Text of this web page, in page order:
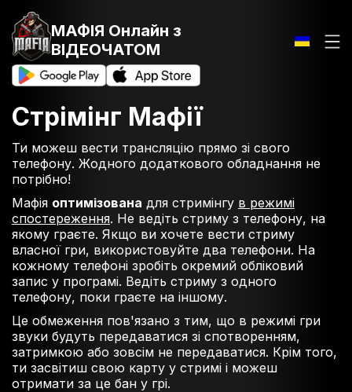
МАФІЯ Онлайн з
ВІДЕОЧАТОМ
Стрімінг Мафії
Ти можеш вести трансляцію прямо зі свого
телефону. Жодного додаткового обладнання не
потрібно!
Мафія оптимізована для стримінгу в режимі
спостереження. Не ведіть стриму з телефону, на
якому граєте. Якщо ви хочете вести стриму
власної гри, використовуйте два телефони. На
кожному телефоні зробіть окремий обліковий
запис у програмі. Ведіть стриму з одного
телефону, поки граєте на іншому.
Це обмеження пов'язано з тим, що в режимі гри
звуки будуть передаватися зі спотворенням,
затримкою або зовсім не передаватися. Крім того,
ти засвітиш свою карту у стримі і можеш
отримати за це бан у грі.